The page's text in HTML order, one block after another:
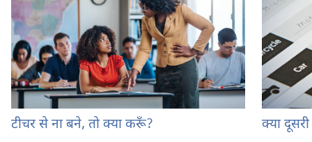
टीचर से ना बने, तो क्या करूँ? क्या